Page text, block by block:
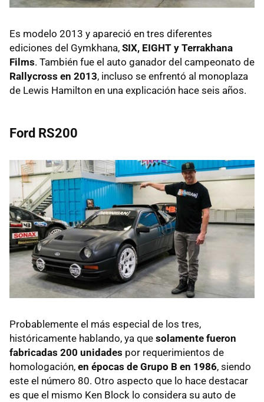
Es modelo 2013 y apareció en tres diferentes
ediciones del Gymkhana, SIX, EIGHT y Terrakhana
Films. También fue el auto ganador del campeonato de
Rallycross en 2013, incluso se enfrentó al monoplaza
de Lewis Hamilton en una explicación hace seis años.
Ford RS200
Probablemente el más especial de los tres,
históricamente hablando, ya que solamente fueron
fabricadas 200 unidades por requerimientos de
homologación, en épocas de Grupo B en 1986, siendo
este el número 80. Otro aspecto que lo hace destacar
es que el mismo Ken Block lo considera su auto de